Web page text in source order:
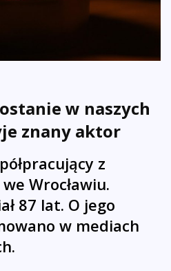
w naszych
znany aktor
z
Wrocławiu.
87 lat. O jego
w mediach